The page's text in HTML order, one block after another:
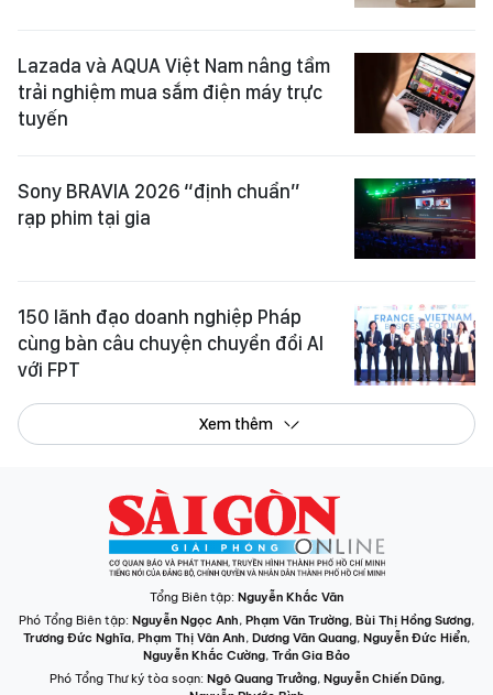
Lazada và AQUA Việt Nam nâng tầm
trải nghiệm mua sắm điện máy trực
tuyến
Sony BRAVIA 2026 “định chuẩn”
rạp phim tại gia
150 lãnh đạo doanh nghiệp Pháp
cùng bàn câu chuyện chuyển đổi AI
với FPT
Xem thêm
Tổng Biên tập: Nguyễn Khắc Văn
Phó Tổng Biên tập: Nguyễn Ngọc Anh, Phạm Văn Trường, Bùi Thị Hồng Sương,
Trương Đức Nghĩa, Phạm Thị Vân Anh, Dương Văn Quang, Nguyễn Đức Hiển,
Nguyễn Khắc Cường, Trần Gia Bảo
Phó Tổng Thư ký tòa soạn: Ngô Quang Trưởng, Nguyễn Chiến Dũng,